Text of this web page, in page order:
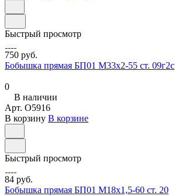
Быстрый просмотр
750 руб.
Бобышка прямая БП01 М33х2-55 ст. 09г2с
0
В наличии
Арт. O5916
В корзину В корзине
Быстрый просмотр
84 руб.
Бобышка прямая БП01 М18х1,5-60 ст. 20